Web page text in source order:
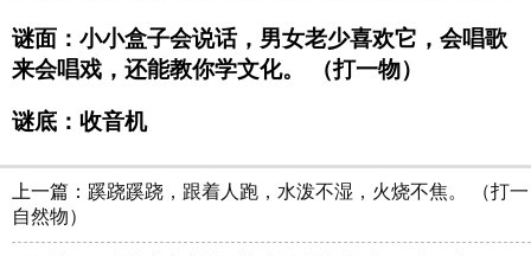
谜面：小小盒子会说话，男女老少喜欢它，会唱歌
来会唱戏，还能教你学文化。 （打一物）
谜底：收音机
上一篇： 蹊跷蹊跷，跟着人跑，水泼不湿，火烧不焦。 （打一
自然物）